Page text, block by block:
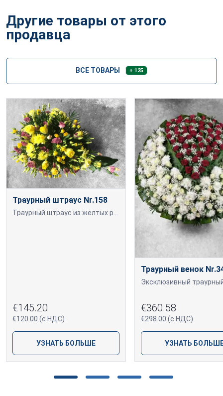
Другие товары от этого
продавца
ВСЕ ТОВАРЫ + 125
Траурный штраус Nr.158
€145.20
€120.00 (с НДС)
УЗНАТЬ БОЛЬШЕ
Траурный венок
€360.58
€298.00 (с НДС)
УЗНАТЬ